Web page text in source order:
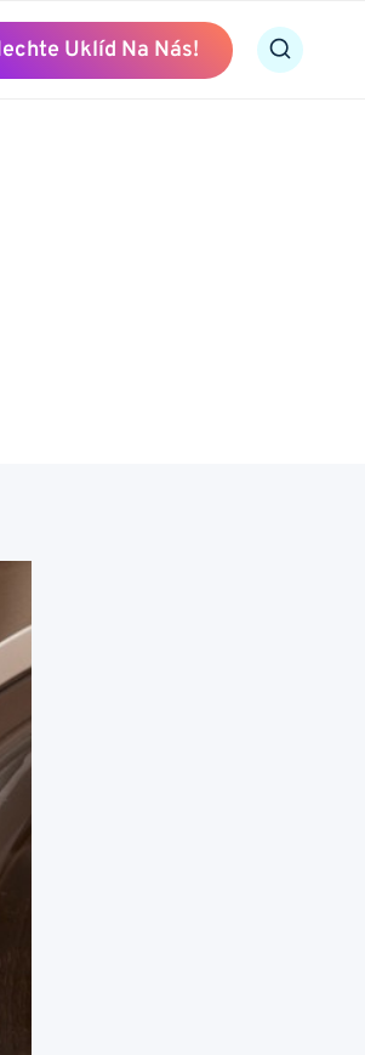
Uklíd Na Nás!